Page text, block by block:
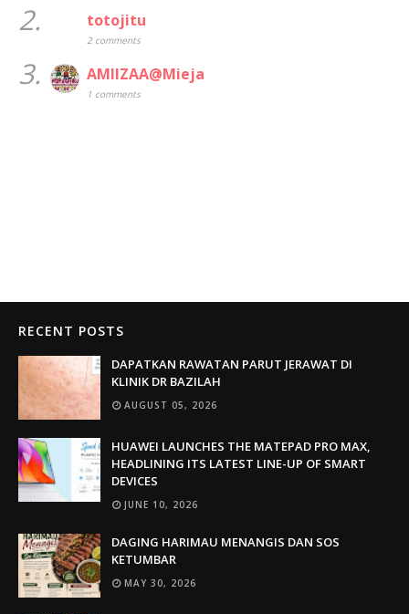
2. totojitu
2 comments
3. AMIIZAA@Mieja
1 comments
RECENT POSTS
DAPATKAN RAWATAN PARUT JERAWAT DI
KLINIK DR BAZILAH
AUGUST 05, 2026
HUAWEI LAUNCHES THE MATEPAD PRO MAX,
HEADLINING ITS LATEST LINE-UP OF SMART
DEVICES
JUNE 10, 2026
DAGING HARIMAU MENANGIS DAN SOS
KETUMBAR
MAY 30, 2026